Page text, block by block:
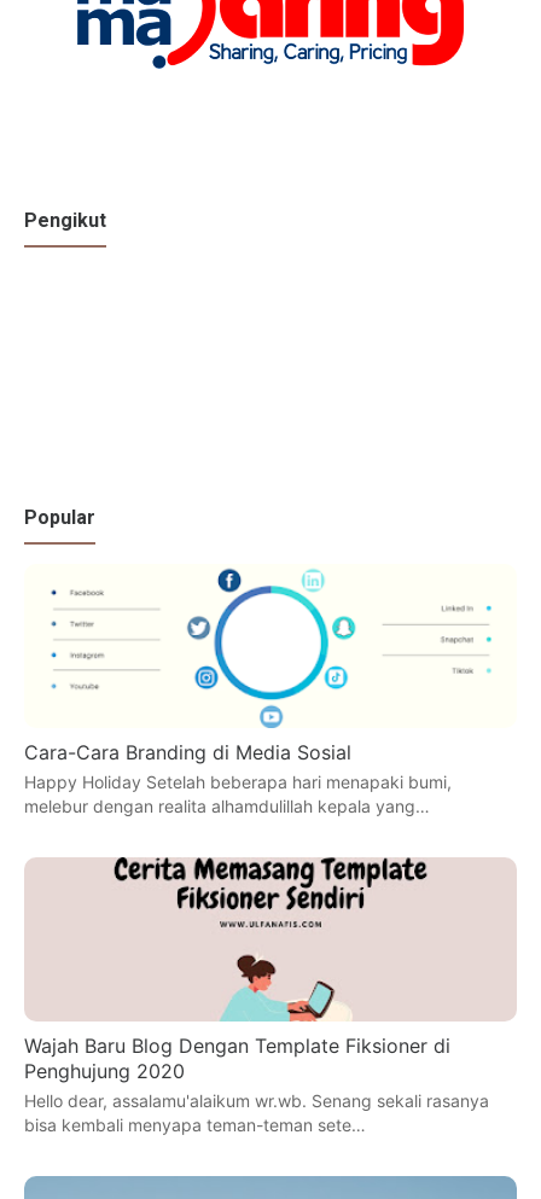
Pengikut
Popular
Cara-Cara Branding di Media Sosial
Happy Holiday Setelah beberapa hari menapaki bumi,
melebur dengan realita alhamdulillah kepala yang…
Wajah Baru Blog Dengan Template Fiksioner di
Penghujung 2020
Hello dear, assalamu'alaikum wr.wb. Senang sekali rasanya
bisa kembali menyapa teman-teman sete…